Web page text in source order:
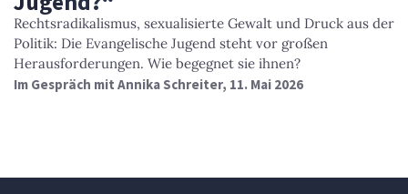
Rechtsradikalismus, sexualisierte Gewalt und Druck aus der
Politik: Die Evangelische Jugend steht vor großen
Herausforderungen. Wie begegnet sie ihnen?
Im Gespräch mit Annika Schreiter, 11. Mai 2026